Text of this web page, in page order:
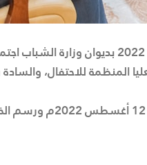
في إطار الاستعدادات لتنظيم الاحتفال الوطني باليوم العالمي
المنظمة للاحتفال،
وتناول الاجتماع كامل التفاصيل